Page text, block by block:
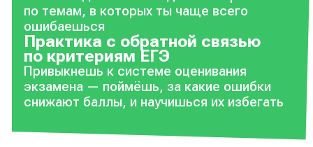
по темам, в которых ты чаще всего
ошибаешься
Практика с обратной связью
по критериям ЕГЭ
Привыкнешь к системе оценивания
экзамена — поймёшь, за какие ошибки
снижают баллы, и научишься их избегать